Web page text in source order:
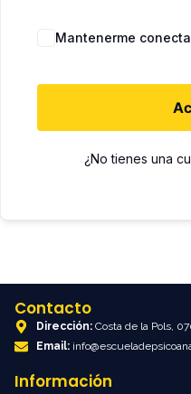
Mantenerme
¿No tienes una
Contacto
Dirección: Costa de la Pols,
Email:
Información